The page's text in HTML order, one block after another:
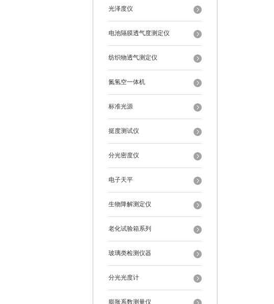
光泽度仪
电池隔膜透气度测定仪
纺织物透气测定仪
氮氢空一体机
标准光源
挺度测试仪
分光密度仪
电子天平
生物降解测定仪
老化试验箱系列
玻璃类检测仪器
分光光度计
膨胀系数测量仪